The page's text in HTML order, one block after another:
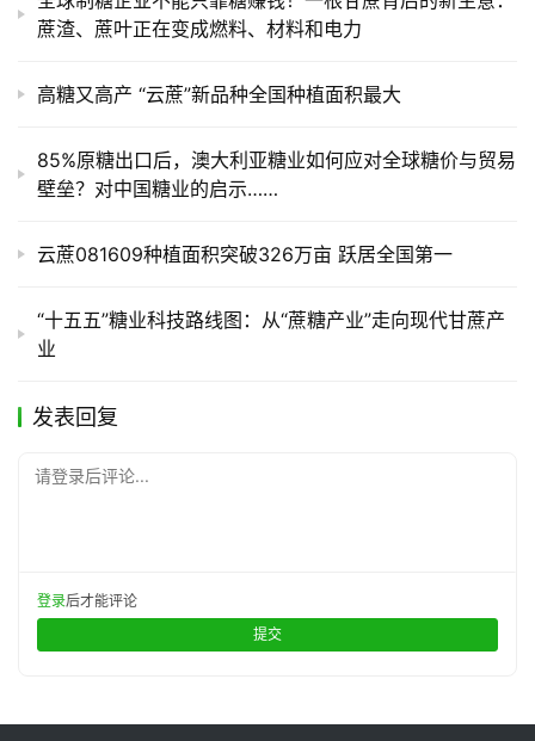
蔗渣、蔗叶正在变成燃料、材料和电力
高糖又高产 “云蔗”新品种全国种植面积最大
85%原糖出口后，澳大利亚糖业如何应对全球糖价与贸易
壁垒？对中国糖业的启示……
云蔗081609种植面积突破326万亩 跃居全国第一
“十五五”糖业科技路线图：从“蔗糖产业”走向现代甘蔗产
业
发表回复
请登录后评论...
登录后才能评论
提交